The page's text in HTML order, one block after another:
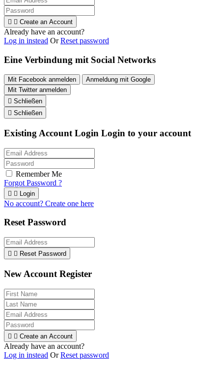
  Create an Account
Already have an account?
Log in instead OrReset password
Eine Verbindung mit Social Networks
Mit Facebook anmelden
Anmeldung mit Google
Mit Twitter anmelden
 Schließen
 Schließen
Existing Account Login Login to your account
Remember Me
Forgot Password ?
  Login
No account? Create one here
Reset Password
  Reset Password
New Account Register
  Create an Account
Already have an account?
Log in instead OrReset password